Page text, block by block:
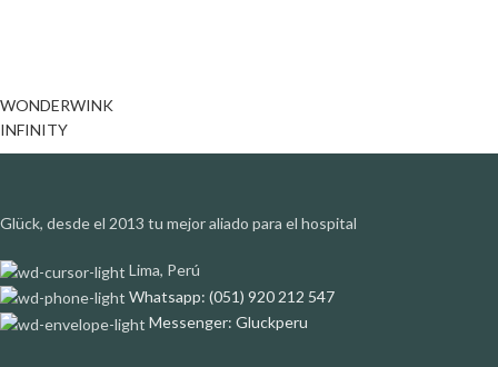
WONDERWINK
INFINITY
Glück, desde el 2013 tu mejor aliado para el hospital
Lima, Perú
Whatsapp: (051) 920 212 547
Messenger: Gluckperu